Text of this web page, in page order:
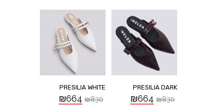
PRESILIA DARK
₪830
₪664
PRESILIA WHITE
₪830
₪664